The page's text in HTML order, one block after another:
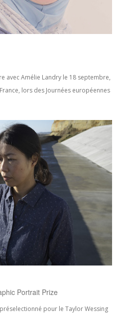
avec Amélie Landry le 18 septembre,
lors des Journées européennes
Portrait Prize
pour le Taylor Wessing